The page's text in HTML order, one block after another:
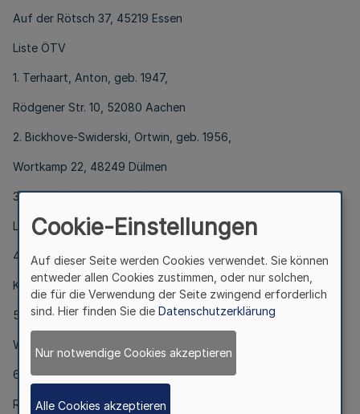
Auf der Rötsch 37, 45219 Essen
Liste ÖTV
1. Terhaart, Anton, geb. 1947,
Rödgener Str. 10, 52080 Aachen
2. Bickhove-Swiderski, Ortwin, geb. 1956,
Wortkamp 22, 48249 Dülmen
3. Lizala, Erwin, geb. 1942,
Lotharstr. 65, 47057 Duisburg
4. Ahle, Joachim, geb. 1957,
Kirschbaumweg 84, 44134 Dortmund
5. Peifer, Stephanie, geb. 1964,
Wegnerstr. 53, 47057 Duisburg
6. Schimetat, Wilfried, geb. 1946,
Reinhard-zu-Rhynern-Str. 11,
Cookie-Einstellungen
Auf dieser Seite werden Cookies verwendet. Sie können
entweder allen Cookies zustimmen, oder nur solchen,
die für die Verwendung der Seite zwingend erforderlich
sind. Hier finden Sie die Datenschutzerklärung
Nur notwendige Cookies akzeptieren
Alle Cookies akzeptieren